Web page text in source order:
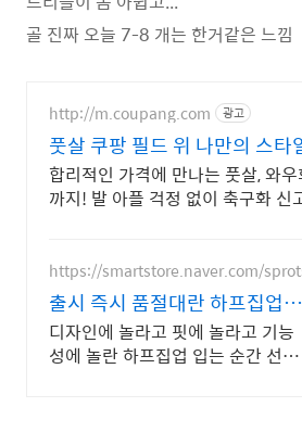
골 진짜 오늘 7-8 개는 한거같은 느낌
http://m.coupang.com 광고
풋살 쿠팡 필드 위 나만의 스타
합리적인 가격에 만나는 풋살, 와
까지! 발 아플 걱정 없이 축구화 신
https://smartstore.naver.com/
출시 즉시 품절대란 하프집업
365일 무료배송
디자인에 놀라고 핏에 놀라고 기능
성에 놀란 하프집업 입는 순간 선수